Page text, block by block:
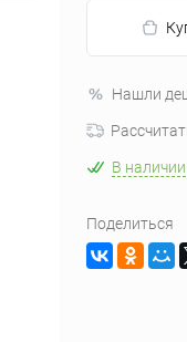
Нашли
В наличии
Поделиться